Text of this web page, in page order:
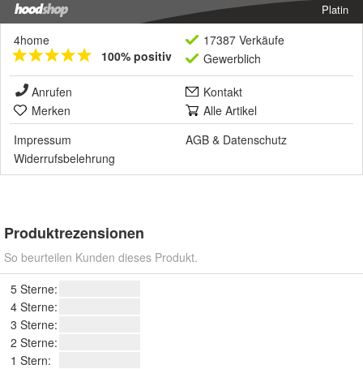
Platin
4home
100% positiv
17387 Verkäufe
Gewerblich
Anrufen
Kontakt
Merken
Alle Artikel
Impressum
AGB & Datenschutz
Widerrufsbelehrung
Produktrezensionen
So beurteilen Kunden dieses Produkt.
5 Sterne:
4 Sterne:
3 Sterne:
2 Sterne:
1 Stern: